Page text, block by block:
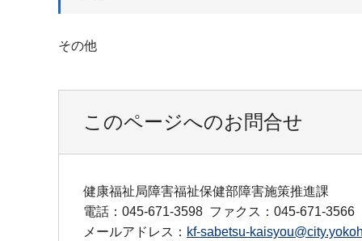
その他
このページへのお問合せ
健康福祉局障害福祉保健部障害施策推進課
電話：045-671-3598 ファクス：045-671-3566
メールアドレス： kf-sabetsu-